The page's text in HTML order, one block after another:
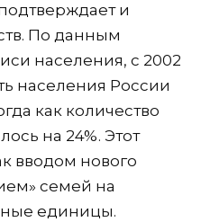
и
По данным
населения, с 2002
населения России
как количество
на 24%. Этот
вводом нового
семей на
единицы.